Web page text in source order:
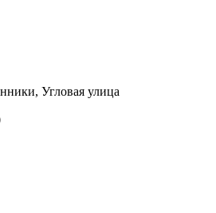
Угловая улица